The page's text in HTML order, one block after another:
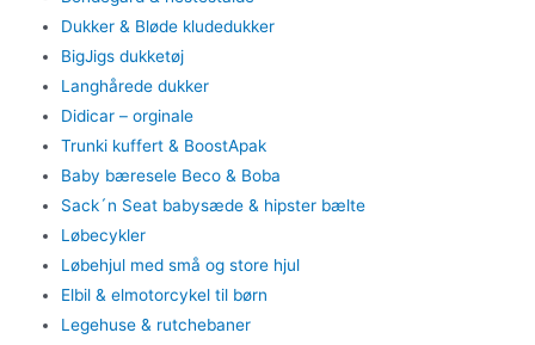
Dukker & Bløde kludedukker
BigJigs dukketøj
Langhårede dukker
Didicar – orginale
Trunki kuffert & BoostApak
Baby bæresele Beco & Boba
Sack´n Seat babysæde & hipster bælte
Løbecykler
Løbehjul med små og store hjul
Elbil & elmotorcykel til børn
Legehuse & rutchebaner